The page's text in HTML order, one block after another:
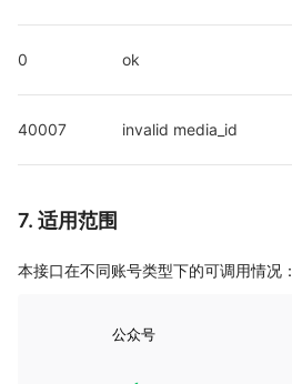
0 ok
40007 invalid media_id
7. 适用范围
本接口在不同账号类型下的可调用情况：
公众号